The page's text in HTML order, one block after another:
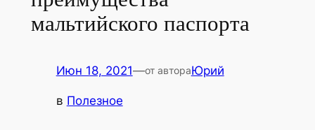
мальтийского паспорта
Июн 18, 2021—от автораЮрий
в Полезное